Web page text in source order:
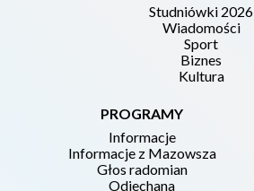
Studniówki 2026
Wiadomości
Sport
Biznes
Kultura
PROGRAMY
Informacje
Informacje z Mazowsza
Głos radomian
Odjechana